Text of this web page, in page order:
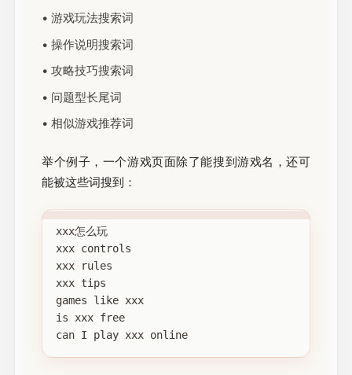
• 游戏玩法搜索词
• 操作说明搜索词
• 攻略技巧搜索词
• 问题型长尾词
• 相似游戏推荐词
举个例子，一个游戏页面除了能搜到游戏名，还可
能被这些词搜到：
xxx怎么玩
xxx controls
xxx rules
xxx tips
games like xxx
is xxx free
can I play xxx online